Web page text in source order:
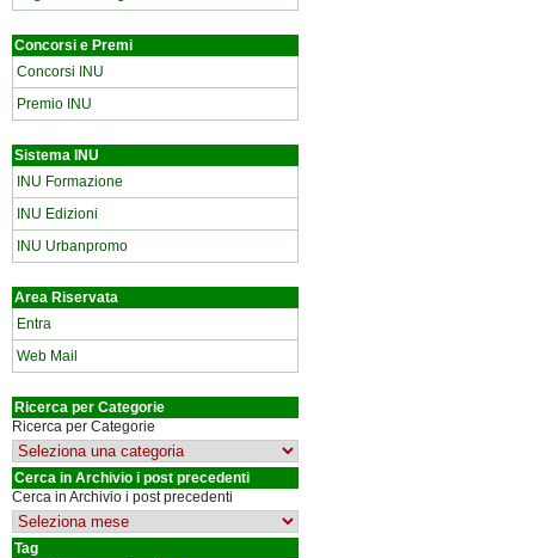
Concorsi e Premi
Concorsi INU
Premio INU
Sistema INU
INU Formazione
INU Edizioni
INU Urbanpromo
Area Riservata
Entra
Web Mail
Ricerca per Categorie
Ricerca per Categorie
Cerca in Archivio i post precedenti
Cerca in Archivio i post precedenti
Tag